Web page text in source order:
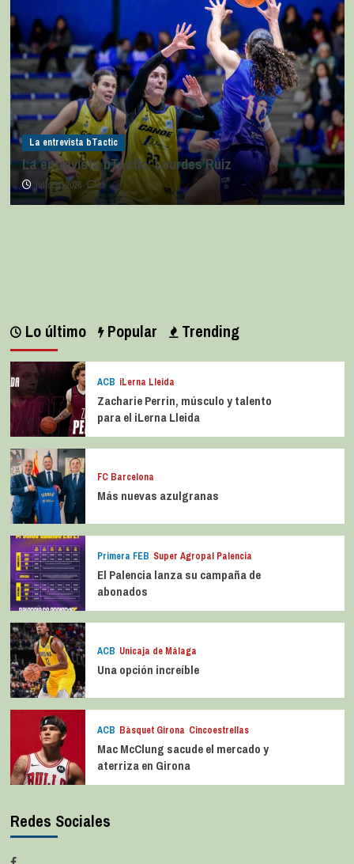
La entrevista bTactic
La entrevista bTactic: Lourdes Ruiz
julio 11, 2026 0
Lo último Popular Trending
ACB iLerna Lleida
Zacharie Perrin, músculo y talento
para el iLerna Lleida
FC Barcelona
Más nuevas azulgranas
Primera FEB Super Agropal Palencia
El Palencia lanza su campaña de
abonados
ACB Unicaja de Málaga
Una opción increíble
ACB Bàsquet Girona Cincoestrellas
Mac McClung sacude el mercado y
aterriza en Girona
Redes Sociales